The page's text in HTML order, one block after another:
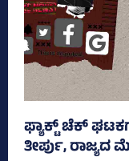
ಫ್ಯಾಕ್ಟ್‌ ಚೆಕ್‌
ತೀರ್ಪು,